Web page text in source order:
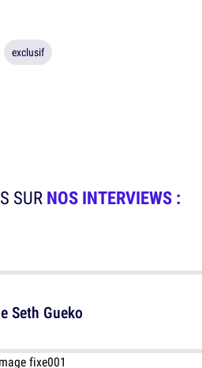
exclusif
SURNOS INTERVIEWS :
Seth Gueko